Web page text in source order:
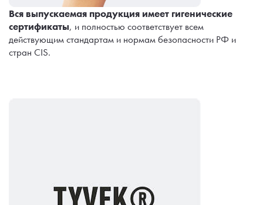
Вся выпускаемая продукция имеет гигенические
сертификаты, и полностью соответствует всем
действующим стандартам и нормам безопасности РФ и
стран CIS.